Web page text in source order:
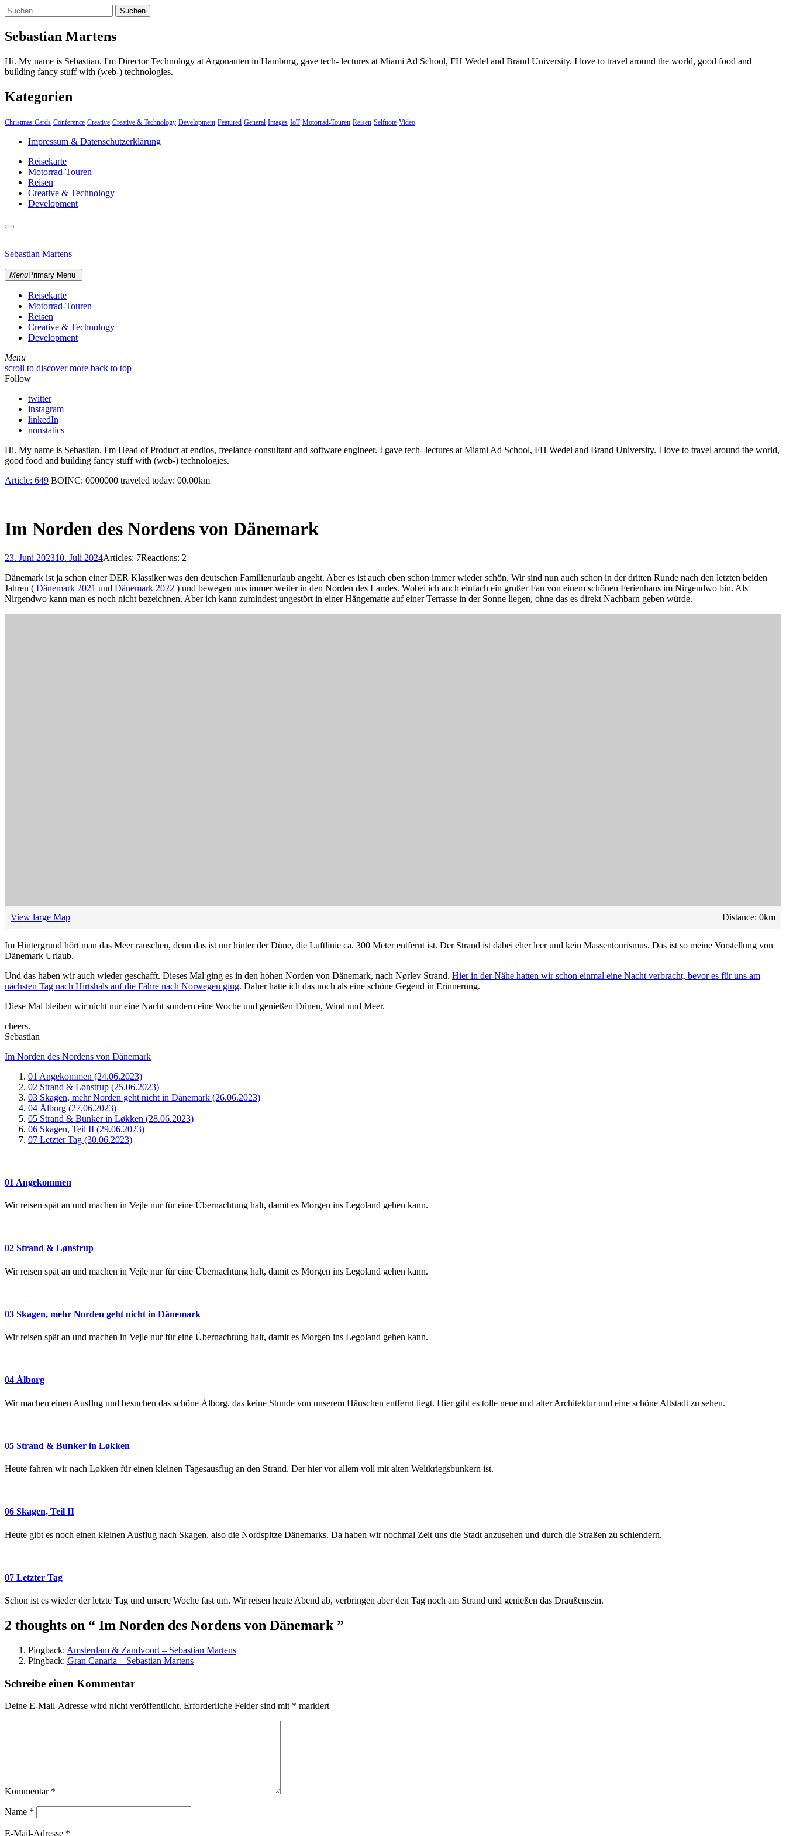
Suchen
nach:
Sebastian Martens
Hi. My name is Sebastian. I'm Director Technology at Argonauten in Hamburg, gave tech- lectures at Miami Ad School, FH Wedel and Brand University. I love to travel around the world, good food and
building fancy stuff with (web-) technologies.
Kategorien
Christmas Cards Conference Creative Creative & Technology Development Featured General Images IoT Motorrad-Touren Reisen Selfnote Video
Impressum & Datenschutzerklärung
Reisekarte
Motorrad-Touren
Reisen
Creative & Technology
Development
close
content
Sebastian Martens
MenuPrimary Menu
Reisekarte
Motorrad-Touren
Reisen
Creative & Technology
Development
Menu
Menu
scroll to discover more back to top
Follow
twitter
instagram
linkedIn
nonstatics
Hi. My name is Sebastian. I'm Head of Product at endios, freelance consultant and software engineer. I gave tech- lectures at Miami Ad School, FH Wedel and Brand University. I love to travel around the world,
good food and building fancy stuff with (web-) technologies.
Article: 649 BOINC: 0000000 traveled today: 00.00km
Im Norden des Nordens von Dänemark
23. Juni 202310. Juli 2024Articles: 7Reactions: 2
Dänemark ist ja schon einer DER Klassiker was den deutschen Familienurlaub angeht. Aber es ist auch eben schon immer wieder schön. Wir sind nun auch schon in der dritten Runde nach den letzten beiden
Jahren ( Dänemark 2021 und Dänemark 2022 ) und bewegen uns immer weiter in den Norden des Landes. Wobei ich auch einfach ein großer Fan von einem schönen Ferienhaus im Nirgendwo bin. Als
Nirgendwo kann man es noch nicht bezeichnen. Aber ich kann zumindest ungestört in einer Hängematte auf einer Terrasse in der Sonne liegen, ohne das es direkt Nachbarn geben würde.
View large Map Distance: 0km
Im Hintergrund hört man das Meer rauschen, denn das ist nur hinter der Düne, die Luftlinie ca. 300 Meter entfernt ist. Der Strand ist dabei eher leer und kein Massentourismus. Das ist so meine Vorstellung von
Dänemark Urlaub.
Und das haben wir auch wieder geschafft. Dieses Mal ging es in den hohen Norden von Dänemark, nach Nørlev Strand. Hier in der Nähe hatten wir schon einmal eine Nacht verbracht, bevor es für uns am
nächsten Tag nach Hirtshals auf die Fähre nach Norwegen ging. Daher hatte ich das noch als eine schöne Gegend in Erinnerung.
Diese Mal bleiben wir nicht nur eine Nacht sondern eine Woche und genießen Dünen, Wind und Meer.
cheers.
Sebastian
Im Norden des Nordens von Dänemark
01 Angekommen (24.06.2023)
02 Strand & Lønstrup (25.06.2023)
03 Skagen, mehr Norden geht nicht in Dänemark (26.06.2023)
04 Ålborg (27.06.2023)
05 Strand & Bunker in Løkken (28.06.2023)
06 Skagen, Teil II (29.06.2023)
07 Letzter Tag (30.06.2023)
01 Angekommen
Wir reisen spät an und machen in Vejle nur für eine Übernachtung halt, damit es Morgen ins Legoland gehen kann.
02 Strand & Lønstrup
Wir reisen spät an und machen in Vejle nur für eine Übernachtung halt, damit es Morgen ins Legoland gehen kann.
03 Skagen, mehr Norden geht nicht in Dänemark
Wir reisen spät an und machen in Vejle nur für eine Übernachtung halt, damit es Morgen ins Legoland gehen kann.
04 Ålborg
Wir machen einen Ausflug und besuchen das schöne Ålborg, das keine Stunde von unserem Häuschen entfernt liegt. Hier gibt es tolle neue und alter Architektur und eine schöne Altstadt zu sehen.
05 Strand & Bunker in Løkken
Heute fahren wir nach Løkken für einen kleinen Tagesausflug an den Strand. Der hier vor allem voll mit alten Weltkriegsbunkern ist.
06 Skagen, Teil II
Heute gibt es noch einen kleinen Ausflug nach Skagen, also die Nordspitze Dänemarks. Da haben wir nochmal Zeit uns die Stadt anzusehen und durch die Straßen zu schlendern.
07 Letzter Tag
Schon ist es wieder der letzte Tag und unsere Woche fast um. Wir reisen heute Abend ab, verbringen aber den Tag noch am Strand und genießen das Draußensein.
2 thoughts on “ Im Norden des Nordens von Dänemark ”
Pingback: Amsterdam & Zandvoort – Sebastian Martens
Pingback: Gran Canaria – Sebastian Martens
Schreibe einen Kommentar
Deine E-Mail-Adresse wird nicht veröffentlicht. Erforderliche Felder sind mit * markiert
Kommentar *
Name *
E-Mail-Adresse *